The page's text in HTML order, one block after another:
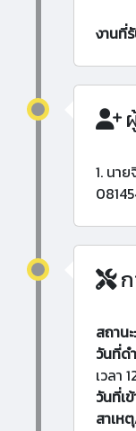
งานที่
1. นา
ก
สถานะ:
วันที่ด
เวลา
วันที่เ
สาเห